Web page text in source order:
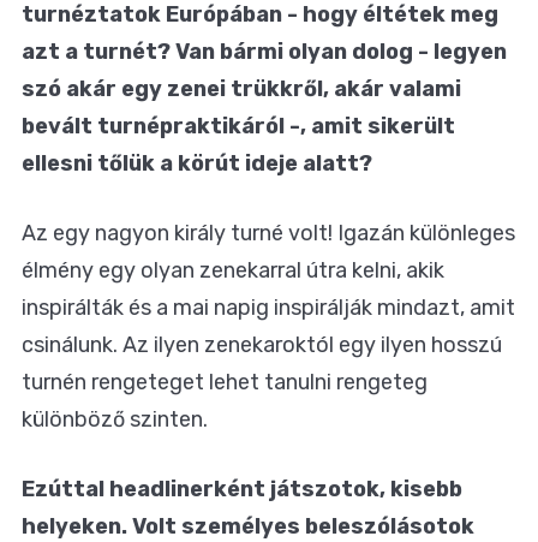
turnéztatok Európában - hogy éltétek meg
azt a turnét? Van bármi olyan dolog - legyen
szó akár egy zenei trükkről, akár valami
bevált turnépraktikáról -, amit sikerült
ellesni tőlük a körút ideje alatt?
Az egy nagyon király turné volt! Igazán különleges
élmény egy olyan zenekarral útra kelni, akik
inspirálták és a mai napig inspirálják mindazt, amit
csinálunk. Az ilyen zenekaroktól egy ilyen hosszú
turnén rengeteget lehet tanulni rengeteg
különböző szinten.
Ezúttal headlinerként játszotok, kisebb
helyeken. Volt személyes beleszólásotok